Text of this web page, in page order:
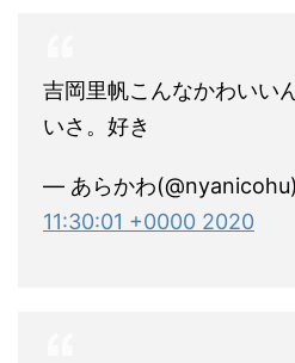
吉岡里帆こんなかわいい
いさ。好き
— あらかわ(@nyanicohu)
11:30:01 +0000 2020